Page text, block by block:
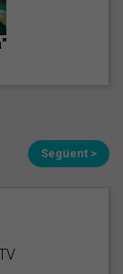
Següent >